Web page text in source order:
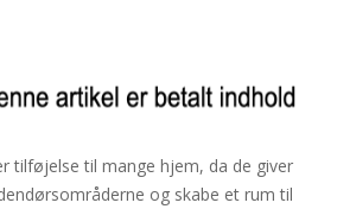
tilføjelse til mange hjem, da de giver
og skabe et rum til